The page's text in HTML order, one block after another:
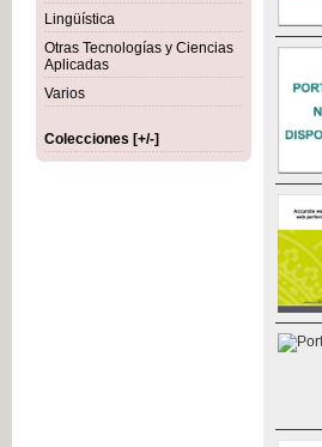
Lingüística
Otras Tecnologías y Ciencias
Aplicadas
Varios
Colecciones [+/-]